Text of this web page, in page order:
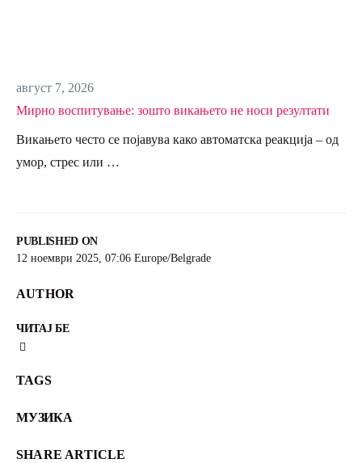
PUBLISHED ON
12 ноември 2025, 07:06 Europe/Belgrade
AUTHOR
ЧИТАЈ БЕ
TAGS
МУЗИКА
SHARE ARTICLE
август 7, 2026
Мирно воспитување: зошто викањето не носи резултати
Викањето често се појавува како автоматска реакција – од
умор, стрес или …